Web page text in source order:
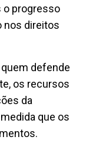
o progresso
nos direitos
defende
os recursos
da
que os